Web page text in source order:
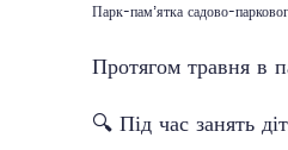
Парк-пам’ятка садово-
Протягом травня в
🔍 Під час занять